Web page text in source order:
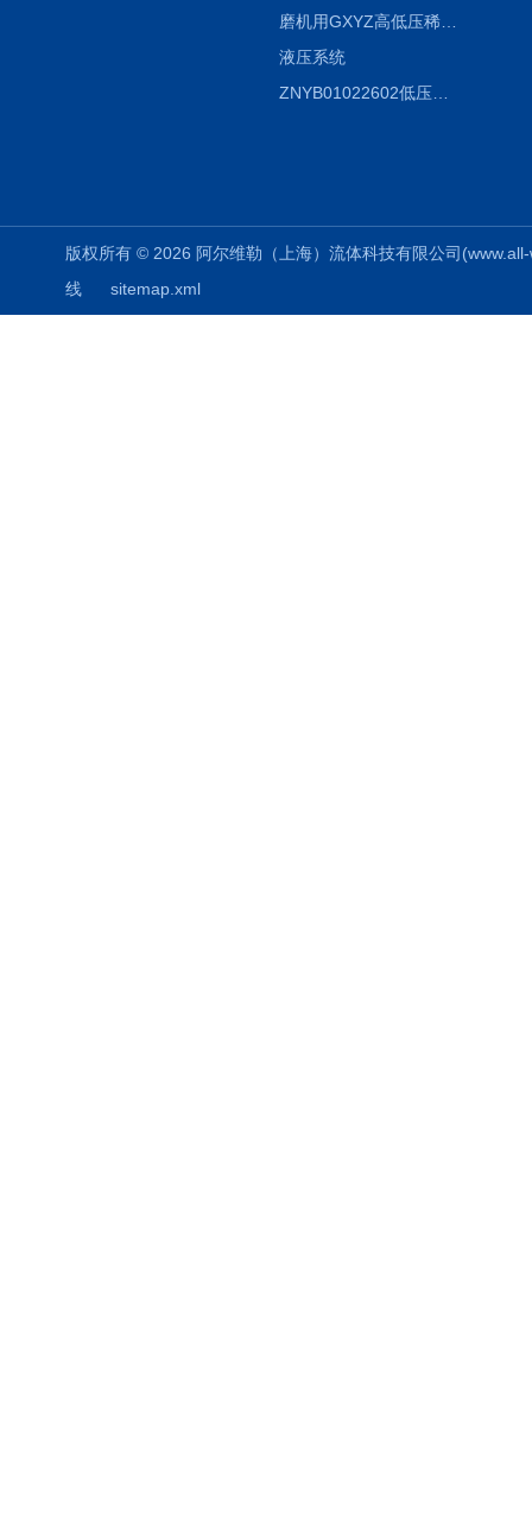
磨机用GXYZ高低压稀油站，静压油润滑系统
液压系统
ZNYB01022602低压螺杆泵
版权所有 © 2026 阿尔维勒（上海）流体科技有限公司
线
sitemap.xml